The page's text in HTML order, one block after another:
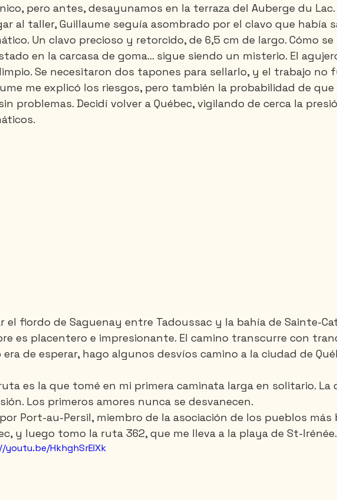
St-Jean Santa-Marta Tailandia Vietnam
pero antes, desayunamos en la terraza del Auberge du Lac.
al taller, Guillaume seguía asombrado por el clavo que había
Un clavo precioso y retorcido, de 6,5 cm de largo. Cómo se
en la carcasa de goma... sigue siendo un misterio. El
Se necesitaron dos tapones para sellarlo, y el trabajo no
me explicó los riesgos, pero también la probabilidad de que
problemas. Decidí volver a Québec, vigilando de cerca la
el fiordo de Saguenay entre Tadoussac y la bahía de Sainte-
es placentero e impresionante. El camino transcurre con
era de esperar, hago algunos desvíos camino a la ciudad de
es la que tomé en mi primera caminata larga en solitario. La
Los primeros amores nunca se desvanecen.
Port-au-Persil, miembro de la asociación de los pueblos más
y luego tomo la ruta 362, que me lleva a la playa de St-Irénée.
youtu.be/HkhghSrEIXk